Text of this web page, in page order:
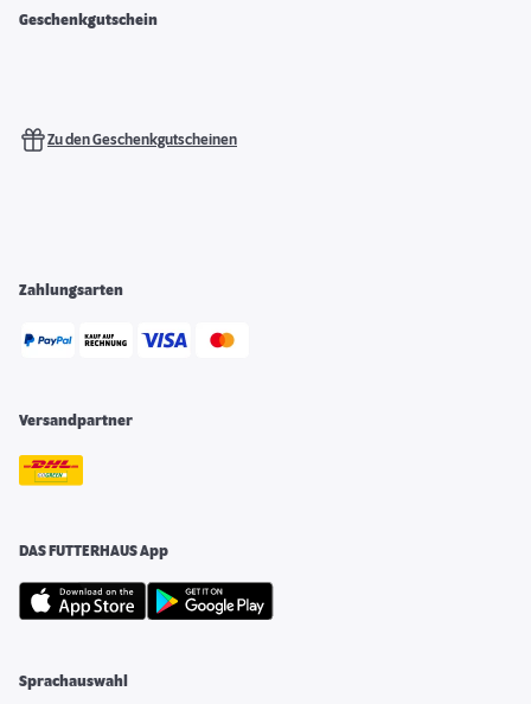
Geschenkgutschein
Zu den Geschenkgutscheinen
Zahlungsarten
Versandpartner
DAS FUTTERHAUS App
Sprachauswahl